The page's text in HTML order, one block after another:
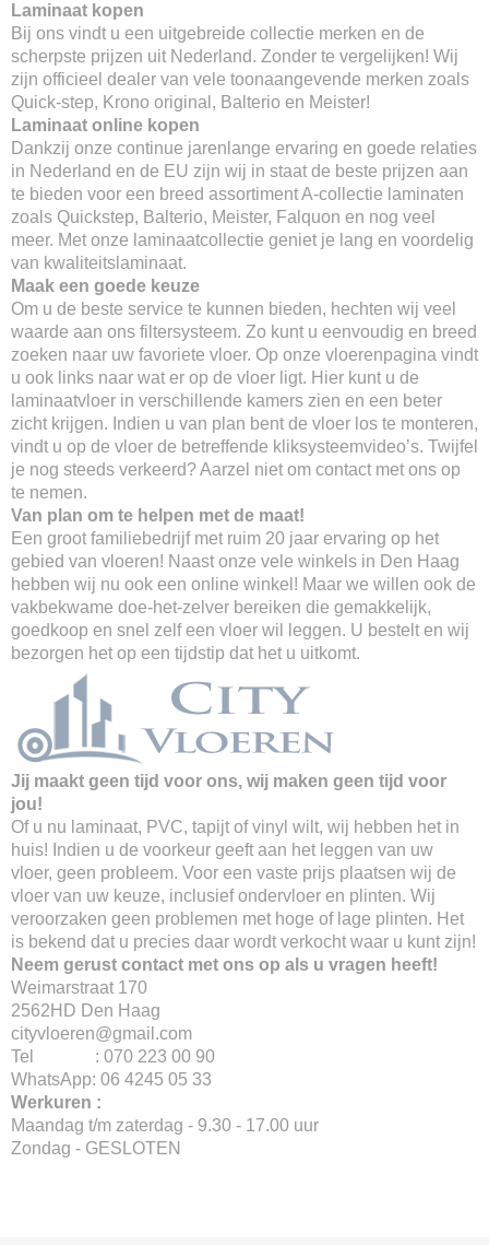
Laminaat kopen
Bij ons vindt u een uitgebreide collectie merken en de
scherpste prijzen uit Nederland. Zonder te vergelijken! Wij
zijn officieel dealer van vele toonaangevende merken zoals
Quick-step, Krono original, Balterio en Meister!
Laminaat online kopen
Dankzij onze continue jarenlange ervaring en goede relaties
in Nederland en de EU zijn wij in staat de beste prijzen aan
te bieden voor een breed assortiment A-collectie laminaten
zoals Quickstep, Balterio, Meister, Falquon en nog veel
meer. Met onze laminaatcollectie geniet je lang en voordelig
van kwaliteitslaminaat.
Maak een goede keuze
Om u de beste service te kunnen bieden, hechten wij veel
waarde aan ons filtersysteem. Zo kunt u eenvoudig en breed
zoeken naar uw favoriete vloer. Op onze vloerenpagina vindt
u ook links naar wat er op de vloer ligt. Hier kunt u de
laminaatvloer in verschillende kamers zien en een beter
zicht krijgen. Indien u van plan bent de vloer los te monteren,
vindt u op de vloer de betreffende kliksysteemvideo’s. Twijfel
je nog steeds verkeerd? Aarzel niet om contact met ons op
te nemen.
Van plan om te helpen met de maat!
Een groot familiebedrijf met ruim 20 jaar ervaring op het
gebied van vloeren! Naast onze vele winkels in Den Haag
hebben wij nu ook een online winkel! Maar we willen ook de
vakbekwame doe-het-zelver bereiken die gemakkelijk,
goedkoop en snel zelf een vloer wil leggen. U bestelt en wij
bezorgen het op een tijdstip dat het u uitkomt.
Jij maakt geen tijd voor ons, wij maken geen tijd voor
jou!
Of u nu laminaat, PVC, tapijt of vinyl wilt, wij hebben het in
huis! Indien u de voorkeur geeft aan het leggen van uw
vloer, geen probleem. Voor een vaste prijs plaatsen wij de
vloer van uw keuze, inclusief ondervloer en plinten. Wij
veroorzaken geen problemen met hoge of lage plinten. Het
is bekend dat u precies daar wordt verkocht waar u kunt zijn!
Neem gerust contact met ons op als u vragen heeft!
Weimarstraat 170
2562HD Den Haag
cityvloeren@gmail.com
Tel : 070 223 00 90
WhatsApp: 06 4245 05 33
Werkuren :
Maandag t/m zaterdag - 9.30 - 17.00 uur
Zondag - GESLOTEN